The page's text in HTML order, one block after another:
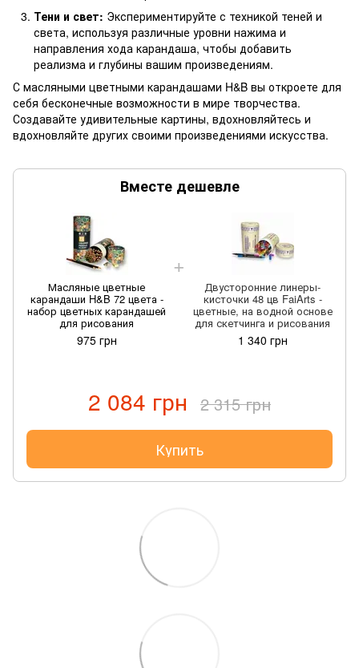
Тени и свет: Экспериментируйте с техникой теней и
света, используя различные уровни нажима и
направления хода карандаша, чтобы добавить
реализма и глубины вашим произведениям.
С масляными цветными карандашами H&B вы откроете для
себя бесконечные возможности в мире творчества.
Создавайте удивительные картины, вдохновляйтесь и
вдохновляйте других своими произведениями искусства.
Вместе дешевле
Масляные цветные
карандаши H&B 72 цвета -
набор цветных карандашей
для рисования
975 грн
Двусторонние линеры-
кисточки 48 цв FaiArts -
цветные, на водной основе
для скетчинга и рисования
1 340 грн
2 084 грн 2 315 грн
Купить